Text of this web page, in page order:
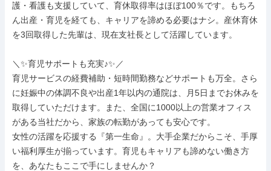
護・看護も支援していて、育休取得率はほぼ100％です。もちろ
ん出産・育児を経ても、キャリアを諦める必要はナシ。産休育休
を3回取得した先輩は、現在支社長として活躍しています。
＼✨育児サポートも充実♪✨／
育児サービスの経費補助・短時間勤務などサポートも万全。さら
に妊娠中の体調不良や出産1年以内の通院は、月5日までお休みを
取得していただけます。また、全国に1000以上の営業オフィス
がある当社だから、家族の転勤があっても安心です。
女性の活躍を応援する『第一生命』。大手企業だからこそ、手厚
い福利厚生が揃っています。育児もキャリアも諦めない働き方
を、あなたもここで手にしませんか？